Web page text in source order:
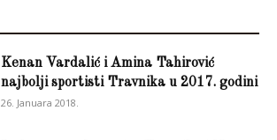
Kenan Vardalić i Amina Tahirović
najbolji sportisti Travnika u 2017. godini
26. Januara 2018.